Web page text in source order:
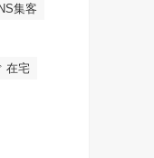
集客
在宅